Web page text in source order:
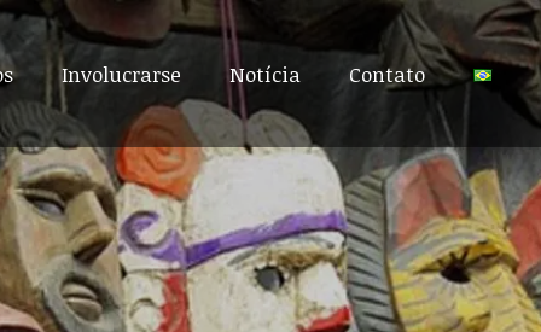
Involucrarse Notícia Contato
Involucrarse Notícia Contato